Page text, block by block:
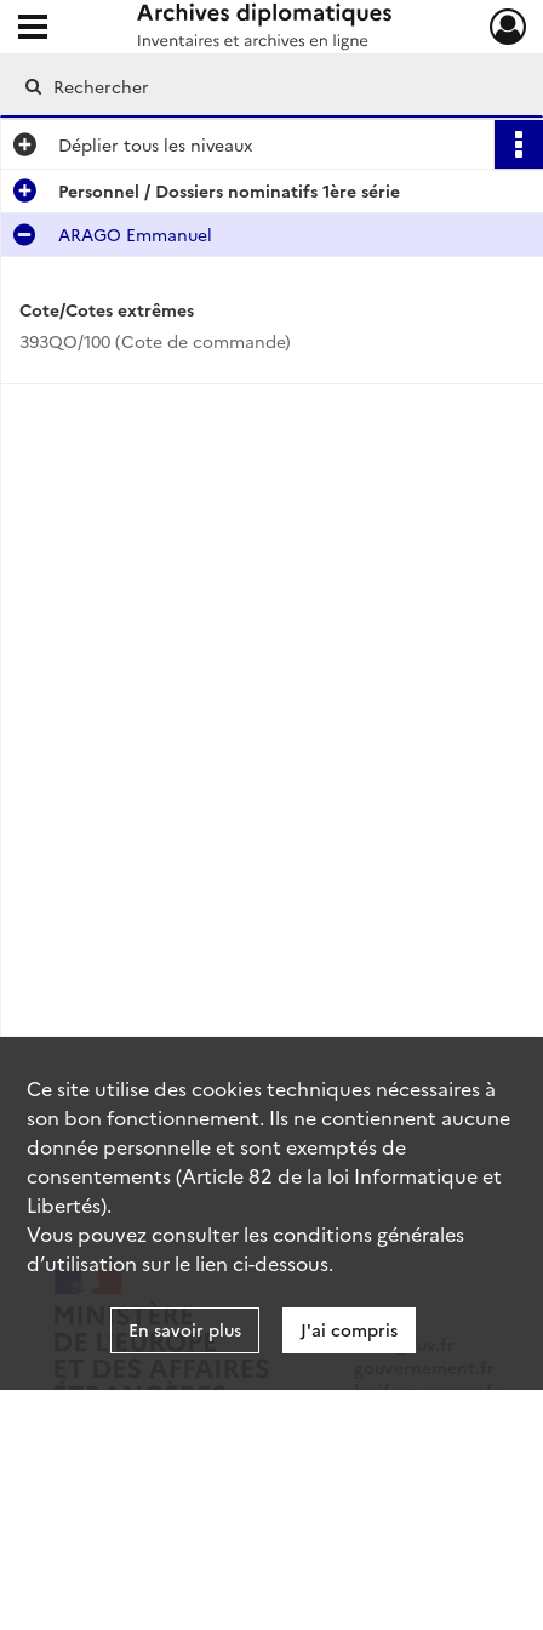
Archives diplomatiques
Ouvrir le menu déroulant
Déplier tous les niveaux
Personnel / Dossiers nominatifs 1ère série
ARAGO Emmanuel
Cote/Cotes extrêmes
393QO/100 (Cote de commande)
data.gouv.fr
legifrance.gouv.fr
Ce site utilise descookiestechniques nécessaires à
son bon fonctionnement. Ils ne contiennent aucune
donnée personnelle et sont exemptés de
consentements (Article 82 de la loi Informatique et
Libertés).
Vous pouvez consulter les conditions générales
d’utilisation sur le lien ci-dessous.
En savoir plus J'ai compris